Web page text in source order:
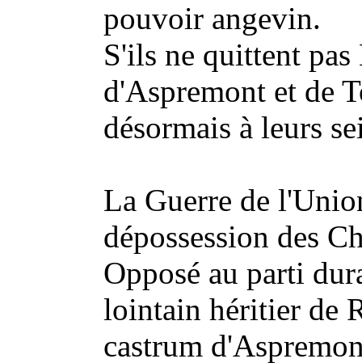
pouvoir angevin.
S'ils ne quittent pas
d'Aspremont et de
désormais à leurs
La Guerre de
dépossession des
Opposé au parti
lointain héritier de
castrum